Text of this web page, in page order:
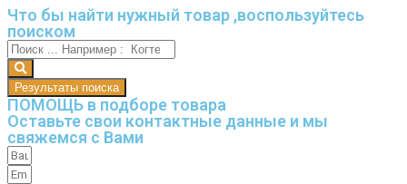
Что бы найти нужный товар ,воспользуйтесь
поиском
Результаты поиска
ПОМОЩЬ в подборе товара
Оставьте свои контактные данные и мы
свяжемся с Вами